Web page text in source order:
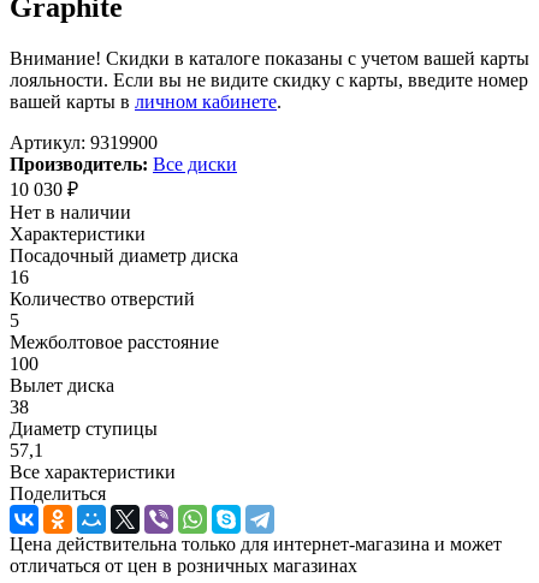
Graphite
Внимание! Скидки в каталоге показаны с учетом вашей карты
лояльности. Если вы не видите скидку с карты, введите номер
вашей карты в личном кабинете.
Артикул: 9319900
Производитель: Все диски
10 030 ₽
Нет в наличии
Характеристики
Посадочный диаметр диска
16
Количество отверстий
5
Межболтовое расстояние
100
Вылет диска
38
Диаметр ступицы
57,1
Все характеристики
Поделиться
Цена действительна только для интернет-магазина и может
отличаться от цен в розничных магазинах